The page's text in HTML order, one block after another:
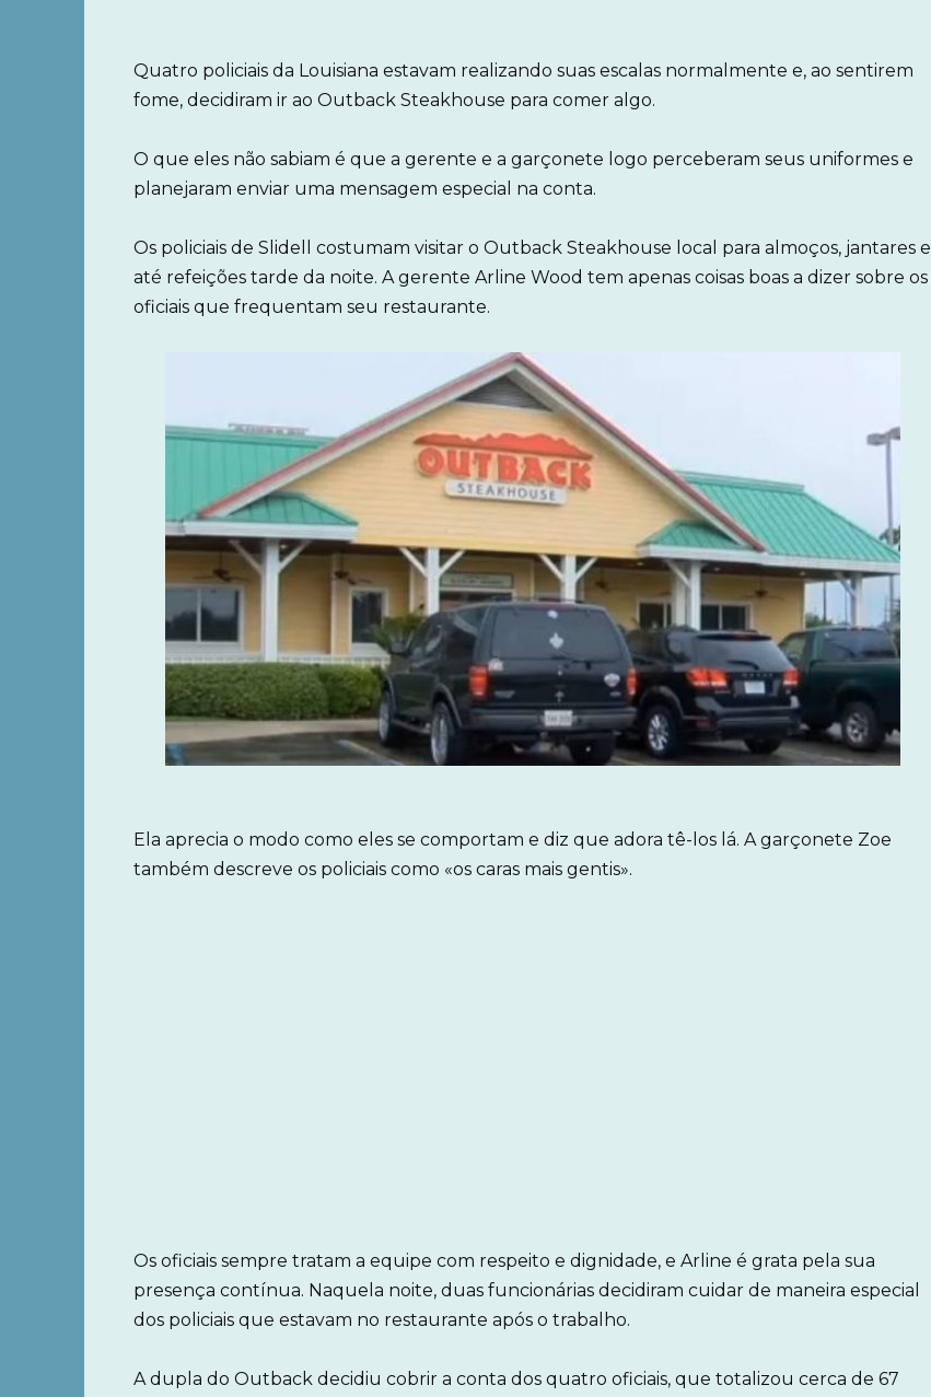
Quatro policiais da Louisiana estavam realizando suas escalas normalmente e, ao sentirem
fome, decidiram ir ao Outback Steakhouse para comer algo.
O que eles não sabiam é que a gerente e a garçonete logo perceberam seus uniformes e
planejaram enviar uma mensagem especial na conta.
Os policiais de Slidell costumam visitar o Outback Steakhouse local para almoços, jantares e
até refeições tarde da noite. A gerente Arline Wood tem apenas coisas boas a dizer sobre os
oficiais que frequentam seu restaurante.
Ela aprecia o modo como eles se comportam e diz que adora tê-los lá. A garçonete Zoe
também descreve os policiais como «os caras mais gentis».
Os oficiais sempre tratam a equipe com respeito e dignidade, e Arline é grata pela sua
presença contínua. Naquela noite, duas funcionárias decidiram cuidar de maneira especial
dos policiais que estavam no restaurante após o trabalho.
A dupla do Outback decidiu cobrir a conta dos quatro oficiais, que totalizou cerca de 67